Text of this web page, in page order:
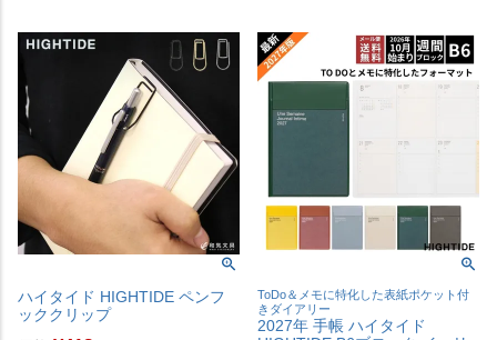
ハイタイド HIGHTIDE ペンフ
ッククリップ
ToDo＆メモに特化した表紙ポケット付
きダイアリー
2027年 手帳 ハイタイド